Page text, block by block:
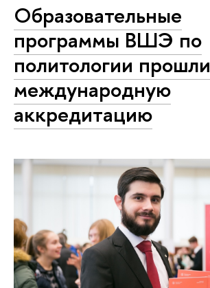
Образовательные
программы ВШЭ по
политологии прошли
международную
аккредитацию